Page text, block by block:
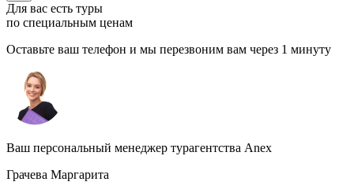
Для вас есть туры
по специальным ценам
Оставьте ваш телефон и мы перезвоним вам через 1 минуту
Ваш персональный менеджер турагентства Anex
Грачева Маргарита